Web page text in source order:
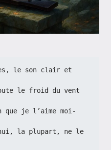
le froid du vent
la plupart, ne le